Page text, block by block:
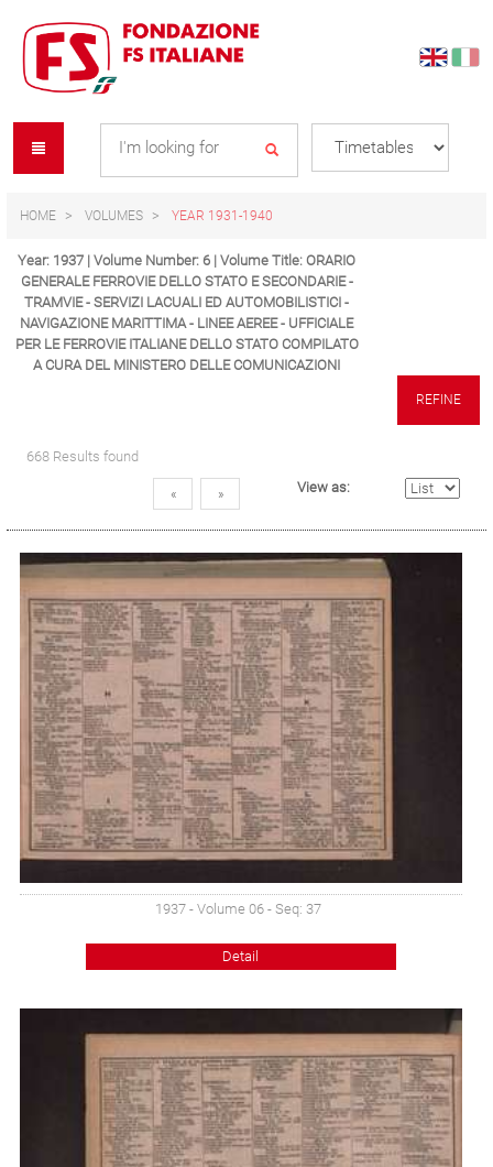
content
navigation
menu
HOME VOLUMES YEAR 1931-1940
Year: 1937 | Volume Number: 6 | Volume Title: ORARIO
GENERALE FERROVIE DELLO STATO E SECONDARIE -
TRAMVIE - SERVIZI LACUALI ED AUTOMOBILISTICI -
NAVIGAZIONE MARITTIMA - LINEE AEREE - UFFICIALE
PER LE FERROVIE ITALIANE DELLO STATO COMPILATO
A CURA DEL MINISTERO DELLE COMUNICAZIONI
REFINE
668 Results found
« » View as:
1937 - Volume 06 - Seq: 37
Detail